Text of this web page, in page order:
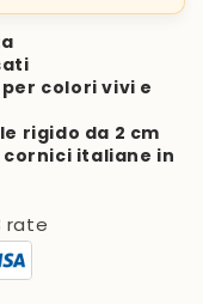
colori vivi e
rigido da 2 cm
cornici italiane in
rate